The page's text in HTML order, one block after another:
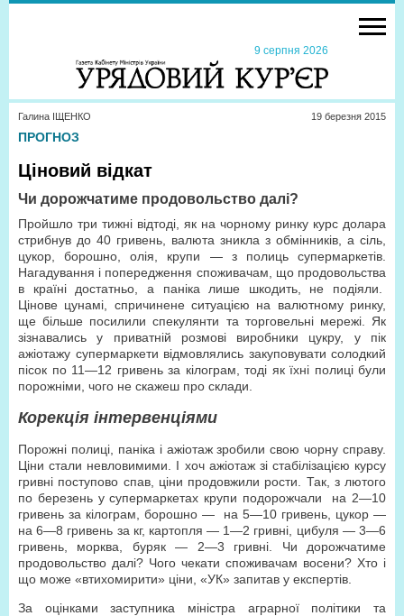
9 серпня 2026
Галина ІЩЕНКО 19 березня 2015
ПРОГНОЗ
Ціновий відкат
Чи дорожчатиме продовольство далі?
Пройшло три тижні відтоді, як на чорному ринку курс долара
стрибнув до 40 гривень, валюта зникла з обмінників, а сіль,
цукор, борошно, олія, крупи — з полиць супермаркетів.
Нагадування і попередження споживачам, що продовольства
в країні достатньо, а паніка лише шкодить, не подіяли.
Цінове цунамі, спричинене ситуацією на валютному ринку,
ще більше посилили спекулянти та торговельні мережі. Як
зізнавались у приватній розмові виробники цукру, у пік
ажіотажу супермаркети відмовлялись закуповувати солодкий
пісок по 11—12 гривень за кілограм, тоді як їхні полиці були
порожніми, чого не скажеш про склади.
Корекція інтервенціями
Порожні полиці, паніка і ажіотаж зробили свою чорну справу.
Ціни стали невловимими. І хоч ажіотаж зі стабілізацією курсу
гривні поступово спав, ціни продовжили рости. Так, з лютого
по березень у супермаркетах крупи подорожчали
на 2—10
гривень за кілограм, борошно —
на 5—10 гривень, цукор —
на 6—8 гривень за кг, картопля — 1—2 гривні, цибуля — 3—6
гривень, морква, буряк — 2—3 гривні. Чи дорожчатиме
продовольство далі? Чого чекати споживачам восени? Хто і
що може «втихомирити» ціни, «УК» запитав у експертів.
За оцінками заступника міністра аграрної політики та